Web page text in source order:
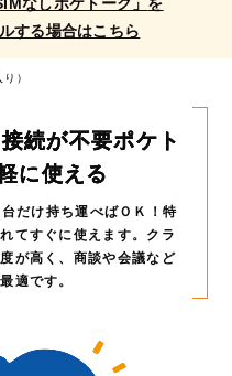
する場合はこちら
）
続が不要ポケト
に使える
だけ持ち運べばＯＫ！特
てすぐに使えます。 クラ
が高く、商談や会議など
適です。